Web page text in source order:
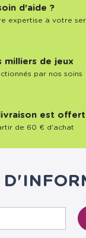
d'aide ?
expertise à votre
milliers de jeux
par nos soins
est
de 60 € d'achat